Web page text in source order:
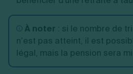
À noter : si le nombre de
n’est pas atteint, il est
légal, mais la pension sera